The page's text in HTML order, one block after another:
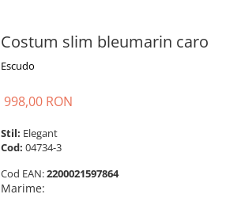
Costum slim bleumarin caro
Escudo
998,00 RON
Stil: Elegant
Cod: 04734-3
Cod EAN:2200021597864
Marime: